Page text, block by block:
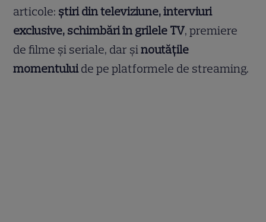
articole: știri din televiziune, interviuri
exclusive, schimbări în grilele TV, premiere
de filme și seriale, dar șinoutățile
momentuluide pe platformele de streaming.